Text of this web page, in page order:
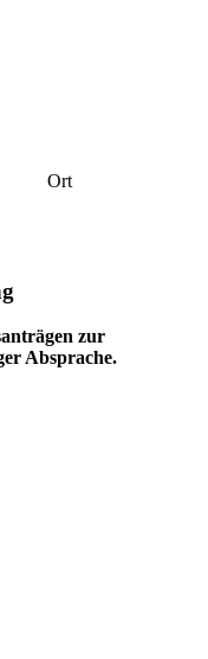
Ort
zur
Absprache.